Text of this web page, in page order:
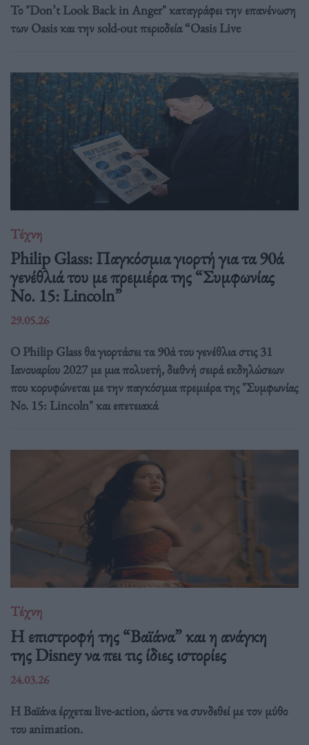
Το "Don’t Look Back in Anger" καταγράφει την επανένωση
των Oasis και την sold-out περιοδεία “Oasis Live
Τέχνη
Philip Glass: Παγκόσμια γιορτή για τα 90ά
γενέθλιά του με πρεμιέρα της “Συμφωνίας
Νο. 15: Lincoln”
29.05.26
Ο Philip Glass θα γιορτάσει τα 90ά του γενέθλια στις 31
Ιανουαρίου 2027 με μια πολυετή, διεθνή σειρά εκδηλώσεων
που κορυφώνεται με την παγκόσμια πρεμιέρα της "Συμφωνίας
Νο. 15: Lincoln" και επετειακά
Τέχνη
Η επιστροφή της “Βαϊάνα” και η ανάγκη
της Disney να πει τις ίδιες ιστορίες
24.03.26
Η Βαϊάνα έρχεται live-action, ώστε να συνδεθεί με τον μύθο
του animation.